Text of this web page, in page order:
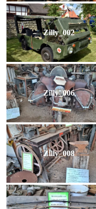
Zilly_002
Zilly_006
Zilly_008